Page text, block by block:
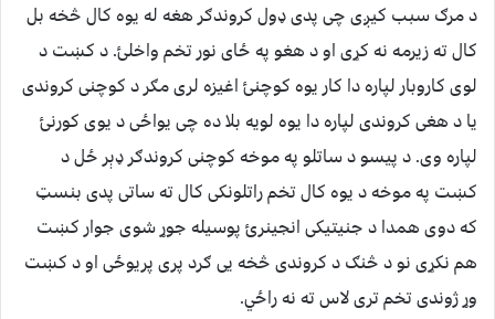
د مرګ سبب کیږی چی پدی ډول کروندګر هغه له یوه کال څخه بل
کال ته زیرمه نه کړی او د هغو په ځای نور تخم واخلئ. د کښت د
لوی کاروبار لپاره دا کار یوه کوچنئ اغیزه لری مګر د کوچنی کروندی
یا د هغی کروندی لپاره دا یوه لویه بلا ده چی یواځی د یوی کورنئ
لپاره وی. د پیسو د ساتلو په موخه کوچنی کروندګر ډېر ځل د
کښت په موخه د یوه کال تخم راتلونکی کال ته ساتی پدی بنسټ
که دوی همدا د جنیتیکی انجینرئ پوسیله جوړ شوی جوار کښت
هم نکړی نو د څنګ د کروندی څخه یی ګرد پری پریوځی او د کښت
وړ ژوندی تخم تری لاس ته نه راځي.